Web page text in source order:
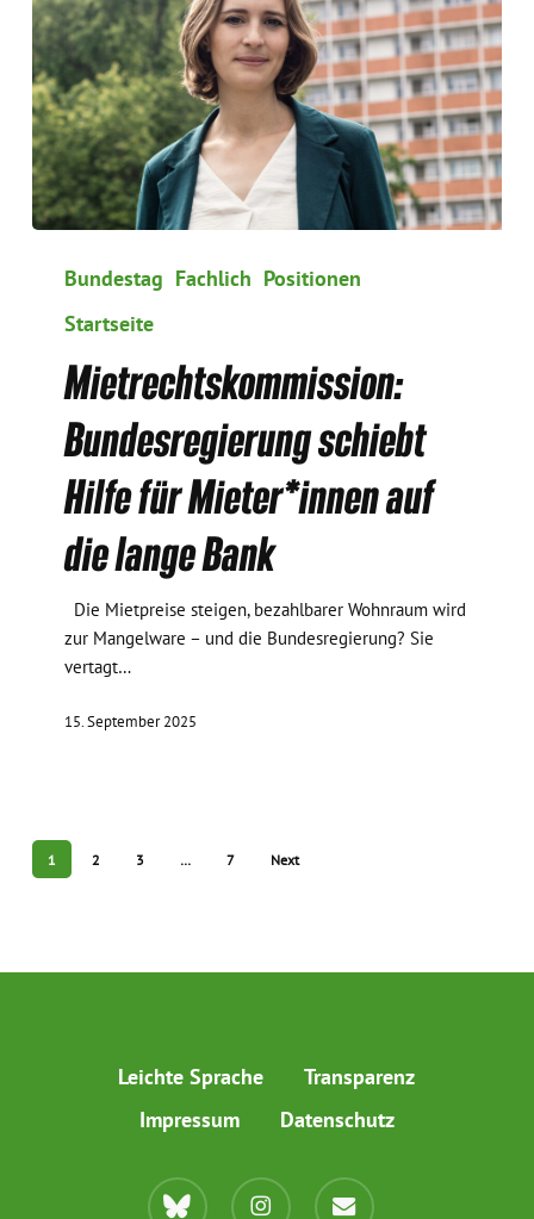
Bundesregierung
Hilfe
Mieter*innen
Bank
Bundestag Fachlich Positionen
Startseite
Mietrechtskommission:
Bundesregierung schiebt
Hilfe für Mieter*innen auf
die lange Bank
Die Mietpreise steigen, bezahlbarer Wohnraum wird
zur Mangelware – und die Bundesregierung? Sie
vertagt…
15. September 2025
1 2 3 … 7 Next
Leichte Sprache
Transparenz
Impressum
Datenschutz
bluesky instagram email